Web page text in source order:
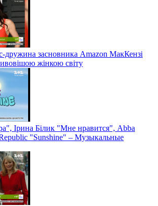
дружина засновника Amazon МакКензі
жінкою світу
Ірина Білик "Мне нравится", Abba
"Sunshine" – Музыкальные